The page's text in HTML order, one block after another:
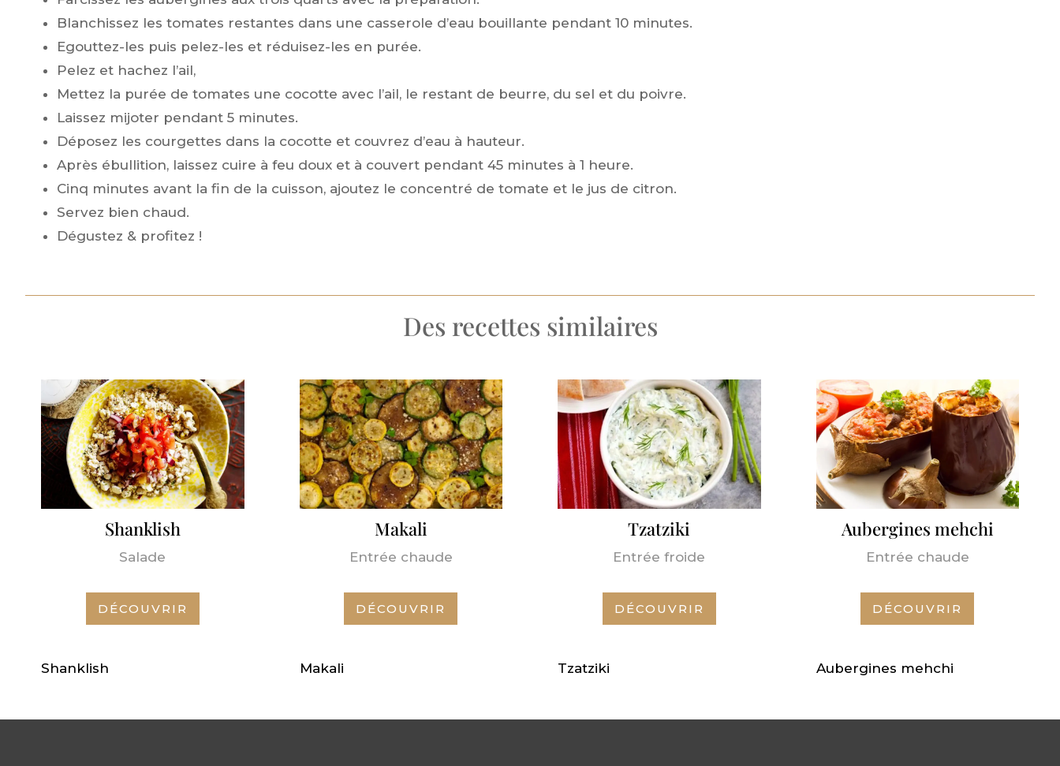
Blanchissez les tomates restantes dans une casserole d’eau bouillante pendant 10 minutes.
Egouttez-les puis pelez-les et réduisez-les en purée.
Pelez et hachez l’ail,
Mettez la purée de tomates une cocotte avec l’ail, le restant de beurre, du sel et du poivre.
Laissez mijoter pendant 5 minutes.
Déposez les courgettes dans la cocotte et couvrez d’eau à hauteur.
Après ébullition, laissez cuire à feu doux et à couvert pendant 45 minutes à 1 heure.
Cinq minutes avant la fin de la cuisson, ajoutez le concentré de tomate et le jus de citron.
Servez bien chaud.
Dégustez & profitez !
Des recettes similaires
Shanklish
Salade
DÉCOUVRIR
Shanklish
Makali
Entrée chaude
DÉCOUVRIR
Makali
Tzatziki
Entrée froide
DÉCOUVRIR
Tzatziki
Aubergines mehchi
Entrée chaude
DÉCOUVRIR
Aubergines mehchi